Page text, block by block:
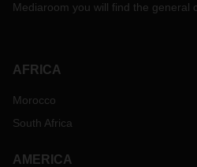
Mediaroom you will find the general
AFRICA
Morocco
South Africa
AMERICA